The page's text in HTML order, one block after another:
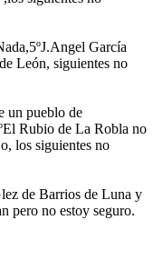
García
León, siguientes no
un pueblo de
Rubio de La Robla no
los siguientes no
de Barrios de Luna y
pero no estoy seguro.